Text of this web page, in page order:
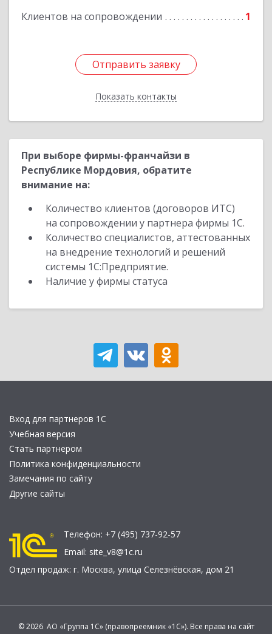
Клиентов на сопровождении 1
Отправить заявку
Показать контакты
Отправить заявку
Назад
При выборе фирмы-франчайзи в
Республике Мордовия, обратите
внимание на:
Количество клиентов (договоров ИТС)
на сопровождении у партнера фирмы 1С.
Количество специалистов, аттестованных
на внедрение технологий и решений
системы 1С:Предприятие.
Наличие у фирмы статуса
Вход для партнеров 1С
Учебная версия
Стать партнером
Политика конфиденциальности
Замечания по сайту
Другие сайты
Телефон: +7 (495) 737-92-57
Email: site_v8@1c.ru
Отдел продаж: г. Москва, улица Селезнёвская, дом 21
© 2026 АО «Группа 1С» (правопреемник «1С»). Все права на сайт